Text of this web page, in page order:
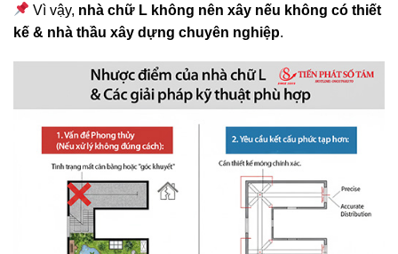
Vì vậy, nhà chữ L không nên xây nếu không có thiết
kế & nhà thầu xây dựng chuyên nghiệp.